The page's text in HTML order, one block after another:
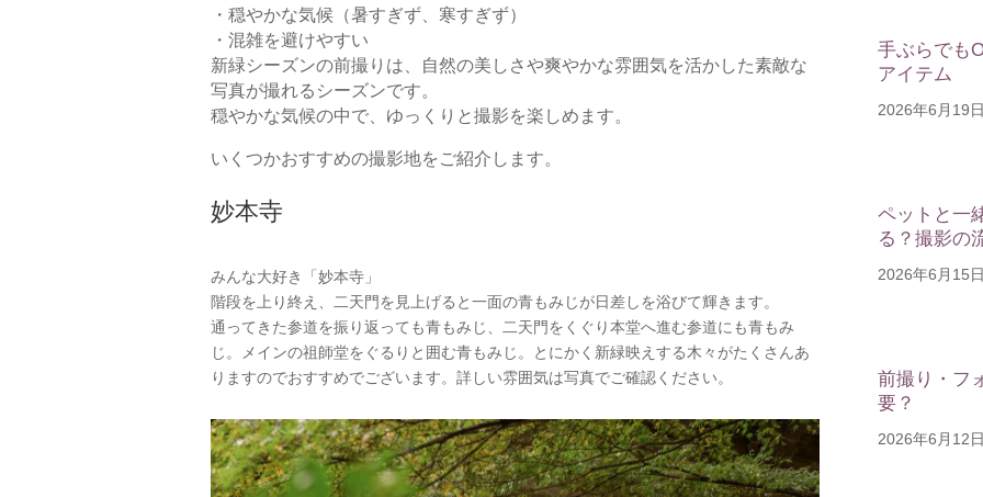
・穏やかな気候（暑すぎず、寒すぎず）
・混雑を避けやすい
新緑シーズンの前撮りは、自然の美しさや爽やかな雰囲気を活かした素敵な
写真が撮れるシーズンです。
穏やかな気候の中で、ゆっくりと撮影を楽しめます。
いくつかおすすめの撮影地をご紹介します。
妙本寺
みんな大好き「妙本寺」
階段を上り終え、二天門を見上げると一面の青もみじが日差しを浴びて輝きます。
通ってきた参道を振り返っても青もみじ、二天門をくぐり本堂へ進む参道にも青もみ
じ。メインの祖師堂をぐるりと囲む青もみじ。とにかく新緑映えする木々がたくさんあ
りますのでおすすめでございます。詳しい雰囲気は写真でご確認ください。
手ぶらでも
アイテム
2026年6月19日
ペットと一
る？撮影の
2026年6月15日
前撮り・フ
要？
2026年6月12日